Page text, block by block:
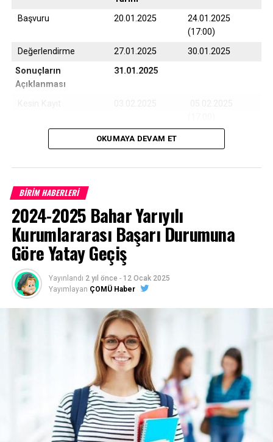
Başvuru 20.01.2025
24.01.2025
(17:00)
Değerlendirme
27.01.2025
30.01.2025
Sonuçların
Açıklanması
31.01.2025
06.02.2025
(17:00)
program taban puanları içinTIKLAYINIZ
Başvurularhttps://ubys.comu.edu.tr/adresinden belirtilen
tarihler arasında online (internet) olarak yapılacaktır.
(Posta ile başvuru alınmayacaktır)
1- Merkezi Yerleştirme Puanı İle Yatay Geçiş Online
(İnternet) Başvurusunda Bulunan Öğrencilerden
İstenen Belgeler
OKUMAYA DEVAM ET
BİRİM HABERLERİ
2024-2025 Bahar Yarıyılı
Kurumlararası Başarı Durumuna
Göre Yatay Geçiş
Yayınlandı 2 yıl önce - 12 Ocak 2025
Yayımlayan ÇOMÜ Haber